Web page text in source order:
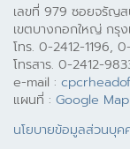
เลขที่ 979 ซอยจรัญ
เขตบางกอกใหญ่ กรุ
โทร. 0-2412-1196,
โทรสาร. 0-2412-
e-mail :
แผนที่ : Google Map
นโยบายข้อมูลส่วนบุค